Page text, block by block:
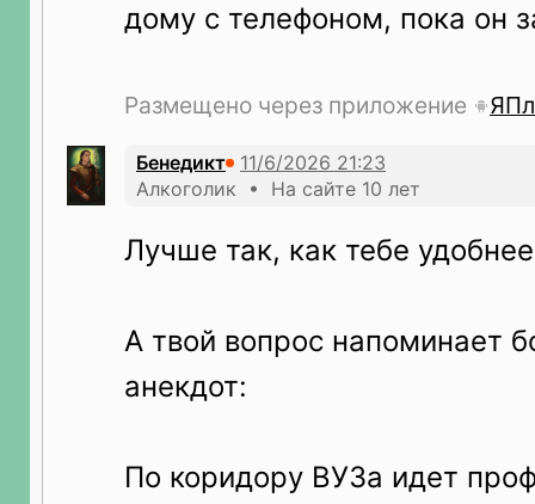
дому с телефоном, пока он
Размещено через приложение
Бeнeдикт
Алкоголик • На сайте 10 лет
Лучше так, как тебе
А твой вопрос напоминает
анекдот:
По коридору ВУЗа идет